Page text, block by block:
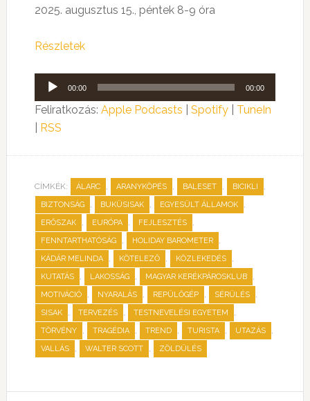
2025. augusztus 15., péntek 8-9 óra
Részletek
Audió
lejátszó
00:00 00:00
Feliratkozás: Apple Podcasts Spotify| TuneIn
RSS
CÍMKÉK: ÁLARC , ARANYKÖPÉS , BALESET , BICIKLI ,
BIZTONSÁG , BUKÜSISAK , EGYESÜLT ÁLLAMOK ,
ERŐSZAK , EURÓPA , FEJLESZTÉS ,
FENNTARTHATÓSÁG , HOLIDAY BAROMETER ,
KÁDÁR MELINDA , KÖTELEZŐ , KÖZLEKEDÉS ,
KUTATÁS , LAKOSSÁG , MAGYAR KERÉKPÁROSKLUB ,
MOTIVÁCIÓ , NYARALÁS , REPÜLŐGÉP , SÉRÜLÉS ,
SISAK , TERVEZÉS , TESTNEVELÉSI EGYETEM ,
TÖRVÉNY , TRAGÉDIA , TREND , TURISTA , UTAZÁS ,
VALLÁS , WALTER SCOTT , ZÖLDÜLÉS